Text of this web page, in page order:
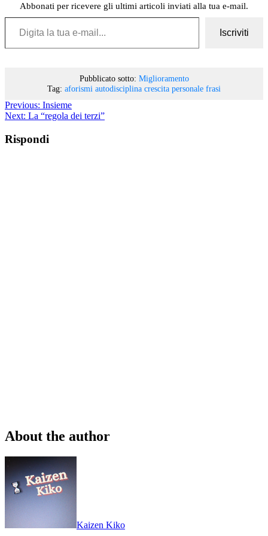
Abbonati per ricevere gli ultimi articoli inviati alla tua e-mail.
Digita la tua e-mail...
Iscriviti
Pubblicato sotto: Miglioramento
Tag: aforismi autodisciplina crescita personale frasi
Previous: Insieme
Next: La “regola dei terzi”
Rispondi
About the author
Kaizen Kiko